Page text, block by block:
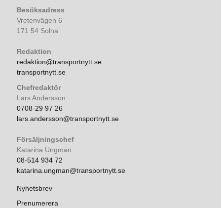
Besöksadress
Vretenvägen 6
171 54 Solna
Redaktion
redaktion@transportnytt.se
transportnytt.se
Chefredaktör
Lars Andersson
0708-29 97 26
lars.andersson@transportnytt.se
Försäljningschef
Katarina Ungman
08-514 934 72
katarina.ungman@transportnytt.se
Nyhetsbrev
Prenumerera